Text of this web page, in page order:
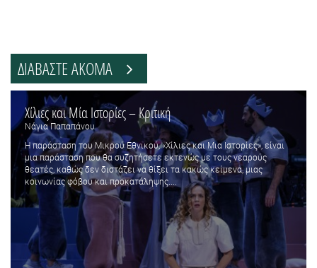
ΔΙΑΒΑΣΤΕ ΑΚΟΜΑ
Χίλιες και Μία Ιστορίες – Κριτική
Νάγια Παπαπάνου
Η παράσταση του Μικρού Εθνικού, «Χίλιες και Μια Ιστορίες», είναι
μια παράσταση που θα συζητήσετε εκτενώς με τους νεαρούς
θεατές, καθώς δεν διστάζει να θίξει τα κακώς κείμενα, μιας
κοινωνίας φόβου και προκατάληψης....